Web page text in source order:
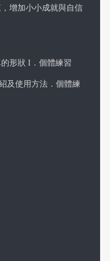
增加小小成就與自信
的形狀 I ．個體練習
及使用方法．個體練